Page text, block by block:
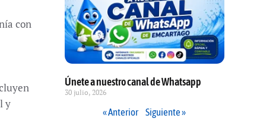
con
y
Únete a nuestro canal de Whatsapp
30 julio, 2026
« Anterior Siguiente »